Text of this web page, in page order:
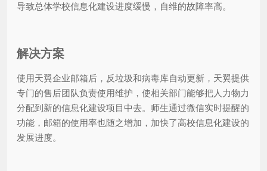
导致总体学校信息化建设进度缓慢，自维的故障率高。
解决方案
使用天翼企业邮箱后，反垃圾和病毒库自动更新，天翼提供
专门的售后团队负责使用维护，使相关部门能够把人力物力
分配到新的信息化建设项目中去。师生通过微信实时提醒的
功能，邮箱的使用率也随之增加，加快了高校信息化建设的
发展进度。